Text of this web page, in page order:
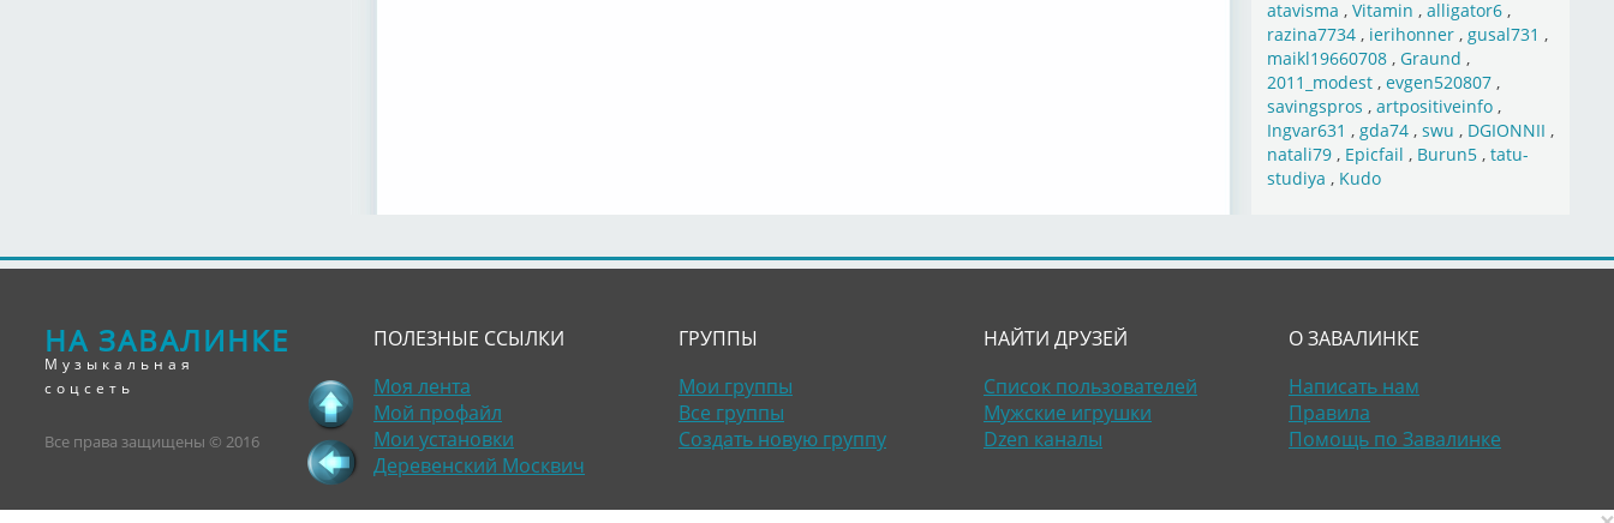
atavisma , Vitamin , alligator6,
razina7734, ierihonner, gusal731 ,
maikl19660708, Graund ,
2011_modest, evgen520807,
savingspros , artpositiveinfo,
Ingvar631 , gda74, swu , DGIONNII ,
natali79, Epicfail , Burun5, tatu-
studiya , Kudo
НА ЗАВАЛИНКЕ
Музыкальная
соцсеть
Все права защищены © 2016
ПОЛЕЗНЫЕ ССЫЛКИ
Моя лента
Мой профайл
Мои установки
Деревенский Москвич
ГРУППЫ
Мои группы
Все группы
Создать новую группу
НАЙТИ ДРУЗЕЙ
Список пользователей
Мужские игрушки
Dzen каналы
О ЗАВАЛИНКЕ
Написать нам
Правила
Помощь по Завалинке